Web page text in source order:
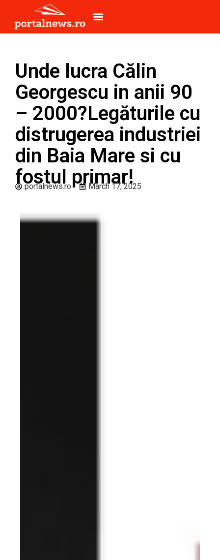
Unde lucra Călin
Georgescu in anii 90
– 2000?Legăturile cu
distrugerea industriei
din Baia Mare si cu
fostul primar!
portalnews.ro March 17, 2025